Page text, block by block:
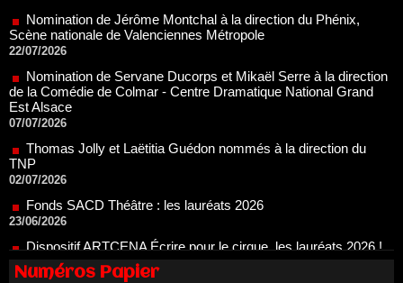
de la Comédie de Colmar - Centre Dramatique National Grand
Est Alsace
07/07/2026
Thomas Jolly et Laëtitia Guédon nommés à la direction du
TNP
02/07/2026
Fonds SACD Théâtre : les lauréats 2026
23/06/2026
Dispositif ARTCENA Écrire pour le cirque, les lauréats 2026 !
Le palmarès des prix SACD 2026
Les 10 lauréats du Fonds Grandes Formes Théâtre 2026
SACD
Numéros Papier